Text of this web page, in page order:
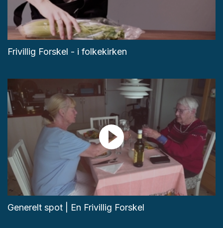
Frivillig Forskel - i folkekirken
Generelt spot | En Frivillig Forskel